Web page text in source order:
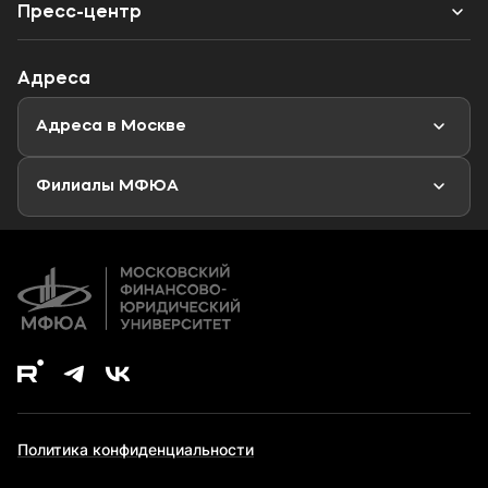
Мероприятия
Специалитет
Магистратура
Аспирантура
Дополнительное образование
Пресс-центр
Новости
Адреса
Адреса в Москве
Филиалы МФЮА
Политика конфиденциальности